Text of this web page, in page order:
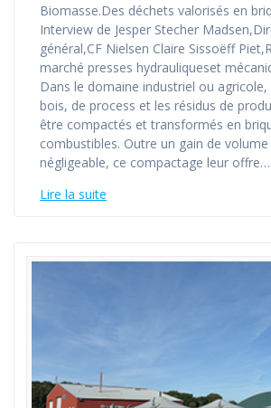
Biomasse.Des déchets valorisés en
Interview de Jesper Stecher
général,CF Nielsen Claire Sissoëff
marché presses hydrauliqueset
Dans le domaine industriel ou agricole,
bois, de process et les résidus de
être compactés et transformés en
combustibles. Outre un gain de
négligeable, ce compactage leur offre…
Lire la suite